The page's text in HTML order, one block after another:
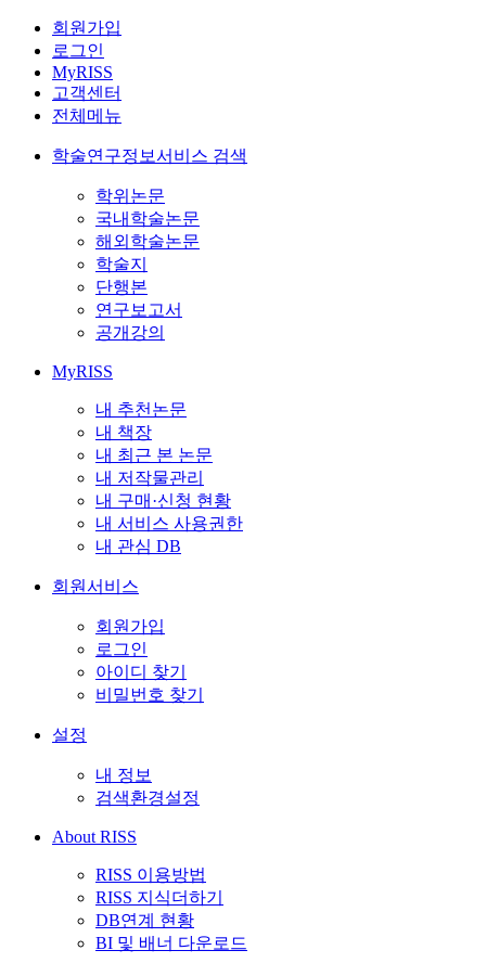
회원가입
로그인
MyRISS
고객센터
전체메뉴
학술연구정보서비스 검색
학위논문
국내학술논문
해외학술논문
학술지
단행본
연구보고서
공개강의
MyRISS
내 추천논문
내 책장
내 최근 본 논문
내 저작물관리
내 구매·신청 현황
내 서비스 사용권한
내 관심 DB
회원서비스
회원가입
로그인
아이디 찾기
비밀번호 찾기
설정
내 정보
검색환경설정
About RISS
RISS 이용방법
RISS 지식더하기
DB연계 현황
BI 및 배너 다운로드